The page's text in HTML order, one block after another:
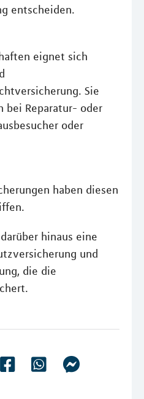
entscheiden.
eignet sich
Sie
bei Reparatur- oder
oder
haben diesen
hinaus eine
und
die die